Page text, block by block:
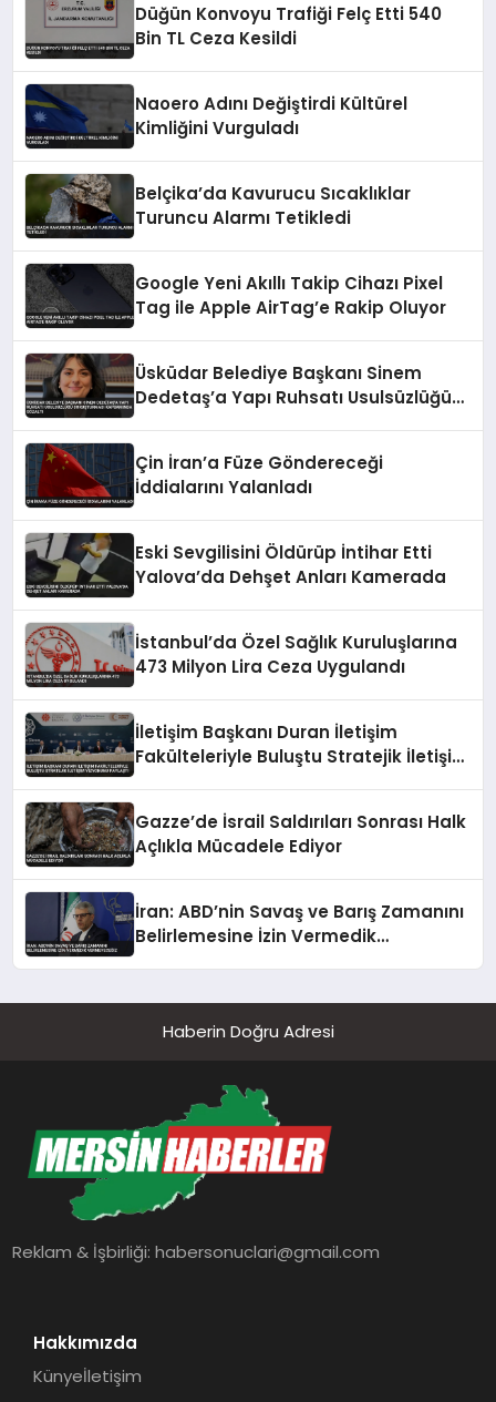
Düğün Konvoyu Trafiği Felç Etti 540
Bin TL Ceza Kesildi
Naoero Adını Değiştirdi Kültürel
Kimliğini Vurguladı
Belçika’da Kavurucu Sıcaklıklar
Turuncu Alarmı Tetikledi
Google Yeni Akıllı Takip Cihazı Pixel
Tag ile Apple AirTag’e Rakip Oluyor
Üsküdar Belediye Başkanı Sinem
Dedetaş’a Yapı Ruhsatı Usulsüzlüğü
Çin İran’a Füze Göndereceği
İddialarını Yalanladı
Eski Sevgilisini Öldürüp İntihar Etti
Yalova’da Dehşet Anları Kamerada
İstanbul’da Özel Sağlık Kuruluşlarına
473 Milyon Lira Ceza Uygulandı
İletişim Başkanı Duran İletişim
Fakülteleriyle Buluştu Stratejik İletişim
Gazze’de İsrail Saldırıları Sonrası Halk
Açlıkla Mücadele Ediyor
İran: ABD’nin Savaş ve Barış Zamanını
Belirlemesine İzin Vermedik
Haberin Doğru Adresi
Reklam & İşbirliği:habersonuclari@gmail.com
Hakkımızda
Künyeİletişim